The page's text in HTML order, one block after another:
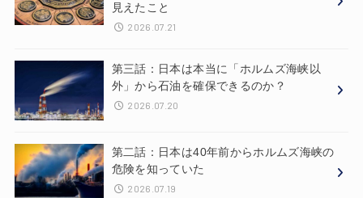
見えたこと
2026.07.21
第三話：日本は本当に「ホルムズ海峡以
外」から石油を確保できるのか？
2026.07.20
第二話：日本は40年前からホルムズ海峡の
危険を知っていた
2026.07.19